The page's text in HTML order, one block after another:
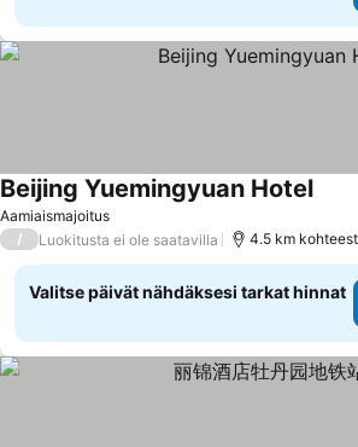
Aamiaismajoitus
Beijing Yuemingyuan Hotel
/ Luokitusta ei ole saatavilla 4.5 km
Valitse päivät nähdäksesi tarkat hinnat